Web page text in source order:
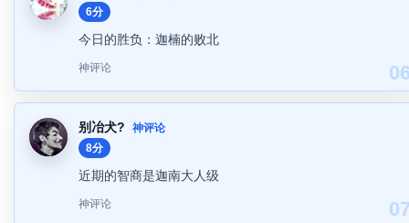
6分
今日的胜负：迦楠的败北
神评论
别冶犬?
神评论
8分
近期的智商是迦南大人级
神评论